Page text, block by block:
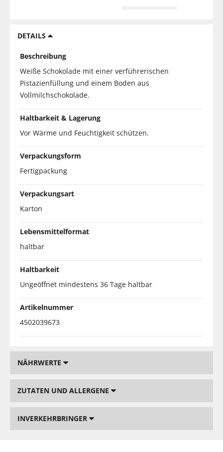
DETAILS
Beschreibung
Weiße Schokolade mit einer verführerischen
Pistazienfüllung und einem Boden aus
Vollmilchschokolade.
Haltbarkeit & Lagerung
Vor Wärme und Feuchtigkeit schützen.
Verpackungsform
Fertigpackung
Verpackungsart
Karton
Lebensmittelformat
haltbar
Haltbarkeit
Ungeöffnet mindestens 36 Tage haltbar
Artikelnummer
4502039673
NÄHRWERTE
ZUTATEN UND ALLERGENE
INVERKEHRBRINGER